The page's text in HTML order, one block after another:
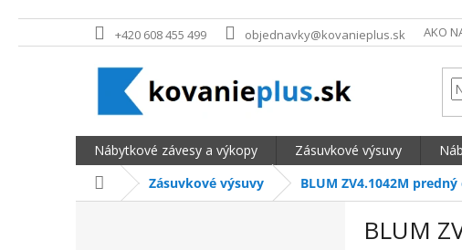
Prejsť na obsah +420 608 455 499 objednavky@kovanieplus.sk AKO
Nábytkové závesy a výkopy Zásuvkové výsuvy
DomovZásuvkové výsuvy BLUM ZV4.1042M
BOČNÝ PANEL
BLUM